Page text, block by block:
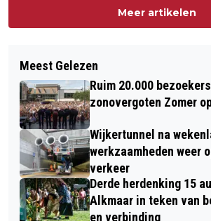
Meer artikelen
Meest Gelezen
Ruim 20.000
zonovergoten Zomer
Wijkertunnel na
werkzaamheden weer
verkeer
Derde herdenking 15
Alkmaar in teken van
en verbinding